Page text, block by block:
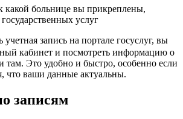
какой больнице вы прикреплены,
услуг
учетная запись на портале госуслуг, вы
кабинет и посмотреть информацию о
там. Это удобно и быстро, особенно если
что ваши данные актуальны.
записям